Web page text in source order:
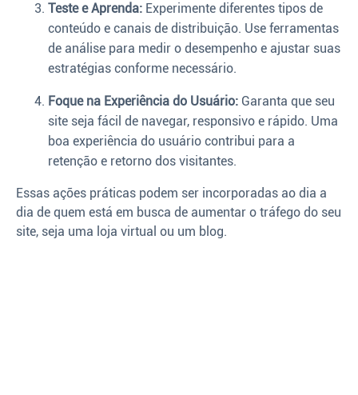
Teste e Aprenda: Experimente diferentes tipos de
conteúdo e canais de distribuição. Use ferramentas
de análise para medir o desempenho e ajustar suas
estratégias conforme necessário.
Foque na Experiência do Usuário: Garanta que seu
site seja fácil de navegar, responsivo e rápido. Uma
boa experiência do usuário contribui para a
retenção e retorno dos visitantes.
Essas ações práticas podem ser incorporadas ao dia a
dia de quem está em busca de aumentar o tráfego do seu
site, seja uma loja virtual ou um blog.